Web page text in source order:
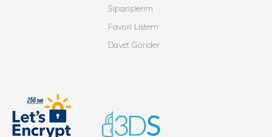
Siparişlerim
Favori Listem
Davet Gönder